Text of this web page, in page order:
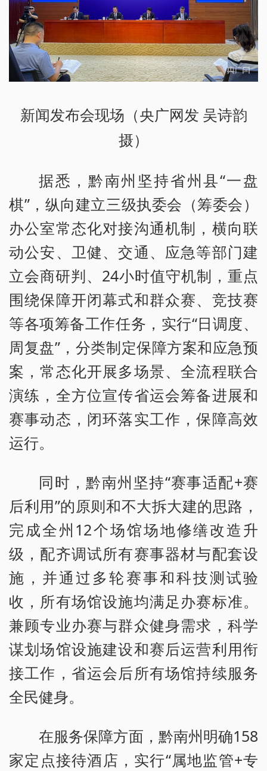
新闻发布会现场（央广网发 吴诗韵
摄）
据悉，黔南州坚持省州县“一盘
棋”，纵向建立三级执委会（筹委会）
办公室常态化对接沟通机制，横向联
动公安、卫健、交通、应急等部门建
立会商研判、24小时值守机制，重点
围绕保障开闭幕式和群众赛、竞技赛
等各项筹备工作任务，实行“日调度、
周复盘”，分类制定保障方案和应急预
案，常态化开展多场景、全流程联合
演练，全方位宣传省运会筹备进展和
赛事动态，闭环落实工作，保障高效
运行。
同时，黔南州坚持“赛事适配+赛
后利用”的原则和不大拆大建的思路，
完成全州12个场馆场地修缮改造升
级，配齐调试所有赛事器材与配套设
施，并通过多轮赛事和科技测试验
收，所有场馆设施均满足办赛标准。
兼顾专业办赛与群众健身需求，科学
谋划场馆设施建设和赛后运营利用衔
接工作，省运会后所有场馆持续服务
全民健身。
在服务保障方面，黔南州明确158
家定点接待酒店，实行“属地监管+专